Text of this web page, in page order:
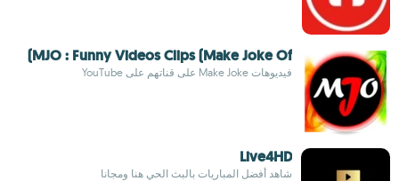
MJO : Funny Videos Clips (Make Joke Of)
فيديوهات Make Joke على قناتهم على YouTube
Live4HD
شاهد أفضل المباريات بالبث الحي هنا ومجانا